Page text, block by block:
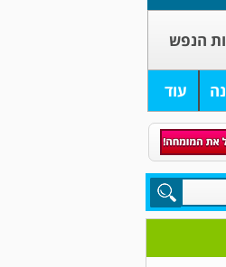
הנפש
עוד